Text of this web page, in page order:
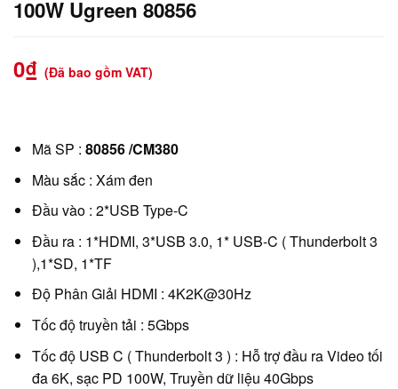
100W Ugreen 80856
0₫ (Đã bao gồm VAT)
Mã SP : 80856 /CM380
Màu sắc : Xám đen
Đầu vào : 2*USB Type-C
Đầu ra : 1*HDMI, 3*USB 3.0, 1* USB-C ( Thunderbolt 3
),1*SD, 1*TF
Độ Phân Giải HDMI : 4K2K@30Hz
Tốc độ truyền tải : 5Gbps
Tốc độ USB C ( Thunderbolt 3 ) : Hỗ trợ đầu ra Video tối
đa 6K, sạc PD 100W, Truyền dữ liệu 40Gbps